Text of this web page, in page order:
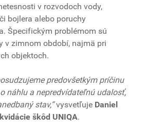
v rozvodoch vody,
bojlera alebo poruchy
Špecifickým problémom sú
v zimnom období, najmä pri
objektoch.
predovšetkým príčinu
náhlu a nepredvídateľnú udalosť,
stav,“vysvetľuje Daniel
škôd UNIQA.